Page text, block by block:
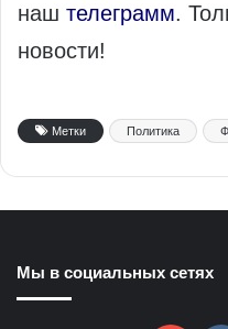
наш телеграмм.
новости!
Метки Политика
Мы в социальных сетях